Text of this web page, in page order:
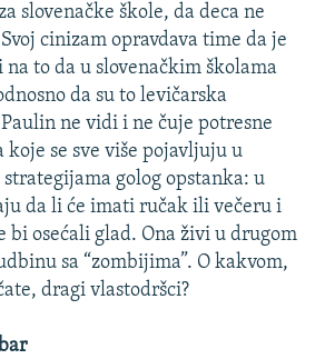
slovenačke škole, da deca ne
cinizam opravdava time da je
to da u slovenačkim školama
da su to levičarska
ne vidi i ne čuje potresne
se sve više pojavljuju u
golog opstanka: u
da li će imati ručak ili večeru i
bi osećali glad. Ona živi u drugom
sa “zombijima”. O kakvom,
dragi vlastodršci?